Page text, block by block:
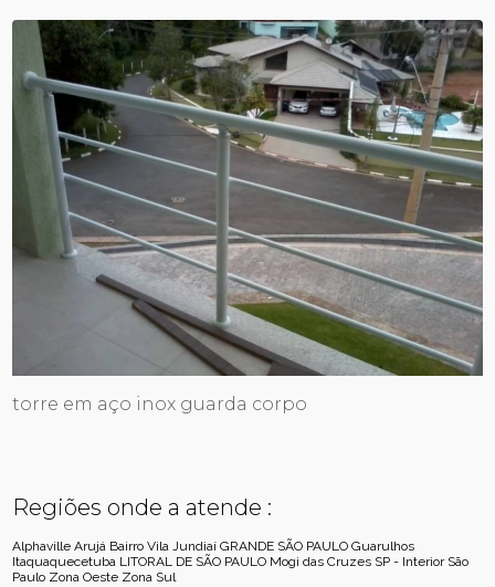
torre em aço inox guarda corpo
Regiões onde a atende :
Alphaville Arujá Bairro Vila Jundiaí GRANDE SÃO PAULO Guarulhos
Itaquaquecetuba LITORAL DE SÃO PAULO Mogi das Cruzes SP - Interior São
Paulo Zona Oeste Zona Sul